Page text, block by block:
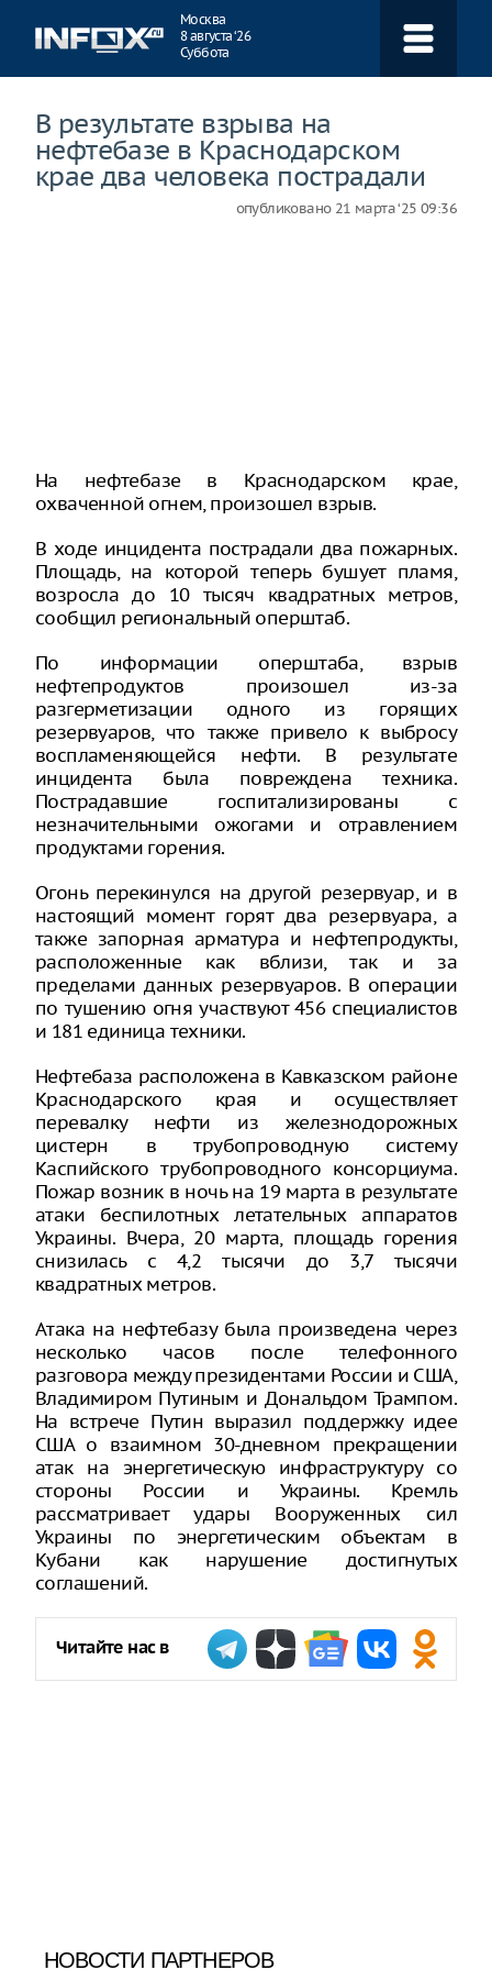
Москва
8 августа ‘26
Суббота
В результате взрыва на
нефтебазе в Краснодарском
крае два человека пострадали
опубликовано 21 марта ‘25 09:36
На нефтебазе в Краснодарском крае,
охваченной огнем, произошел взрыв.
В ходе инцидента пострадали два пожарных.
Площадь, на которой теперь бушует пламя,
возросла до 10 тысяч квадратных метров,
сообщил региональный оперштаб.
По информации оперштаба, взрыв
нефтепродуктов произошел из-за
разгерметизации одного из горящих
резервуаров, что также привело к выбросу
воспламеняющейся нефти. В результате
инцидента была повреждена техника.
Пострадавшие госпитализированы с
незначительными ожогами и отравлением
продуктами горения.
Огонь перекинулся на другой резервуар, и в
настоящий момент горят два резервуара, а
также запорная арматура и нефтепродукты,
расположенные как вблизи, так и за
пределами данных резервуаров. В операции
по тушению огня участвуют 456 специалистов
и 181 единица техники.
Нефтебаза расположена в Кавказском районе
Краснодарского края и осуществляет
перевалку нефти из железнодорожных
цистерн в трубопроводную систему
Каспийского трубопроводного консорциума.
Пожар возник в ночь на 19 марта в результате
атаки беспилотных летательных аппаратов
Украины. Вчера, 20 марта, площадь горения
снизилась с 4,2 тысячи до 3,7 тысячи
квадратных метров.
Атака на нефтебазу была произведена через
несколько часов после телефонного
разговора между президентами России и США,
Владимиром Путиным и Дональдом Трампом.
На встрече Путин выразил поддержку идее
США о взаимном 30-дневном прекращении
атак на энергетическую инфраструктуру со
стороны России и Украины. Кремль
рассматривает удары Вооруженных сил
Украины по энергетическим объектам в
Кубани как нарушение достигнутых
соглашений.
Читайте нас в